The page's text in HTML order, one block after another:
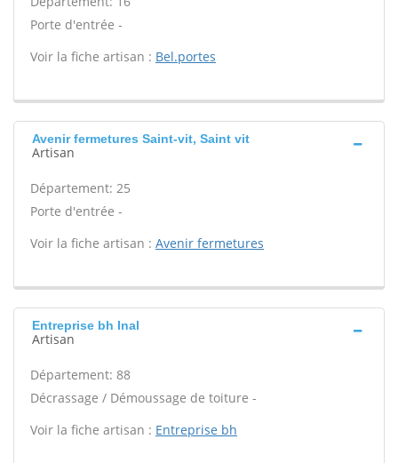
Porte d'entrée -
Voir la fiche artisan : Bel.portes
Avenir fermetures Saint-vit, Saint vit
Artisan
Département: 25
Porte d'entrée -
Voir la fiche artisan : Avenir fermetures
Entreprise bh Inal
Artisan
Département: 88
Décrassage / Démoussage de toiture -
Voir la fiche artisan : Entreprise bh